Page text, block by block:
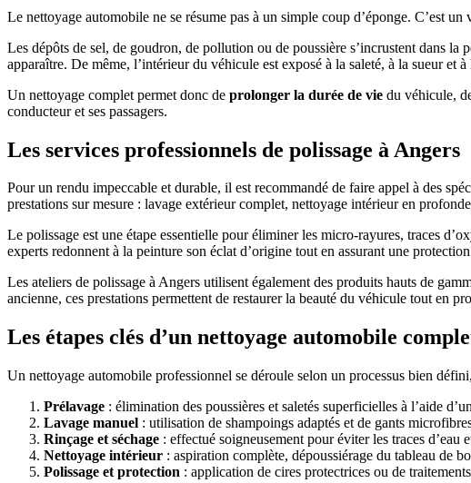
Le nettoyage automobile ne se résume pas à un simple coup d’éponge. C’est
Les dépôts de sel, de goudron, de pollution ou de poussière s’incrustent dans
apparaître. De même, l’intérieur du véhicule est exposé à la saleté, à la sueur et
Un nettoyage complet permet donc de prolonger la durée de vie du véhicule,
conducteur et ses passagers.
Les services professionnels de polissage à Angers
Pour un rendu impeccable et durable, il est recommandé de faire appel à des
prestations sur mesure : lavage extérieur complet, nettoyage intérieur en
Le polissage est une étape essentielle pour éliminer les micro-rayures, traces
experts redonnent à la peinture son éclat d’origine tout en assurant une
Les ateliers de polissage à Angers utilisent également des produits hauts de
ancienne, ces prestations permettent de restaurer la beauté du véhicule tout en
Les étapes clés d’un nettoyage automobile
Un nettoyage automobile professionnel se déroule selon un processus bien
Prélavage : élimination des poussières et saletés superficielles à l’aide
Lavage manuel : utilisation de shampoings adaptés et de gants
Rinçage et séchage : effectué soigneusement pour éviter les traces d’eau
Nettoyage intérieur : aspiration complète, dépoussiérage du tableau de
Polissage et protection : application de cires protectrices ou de